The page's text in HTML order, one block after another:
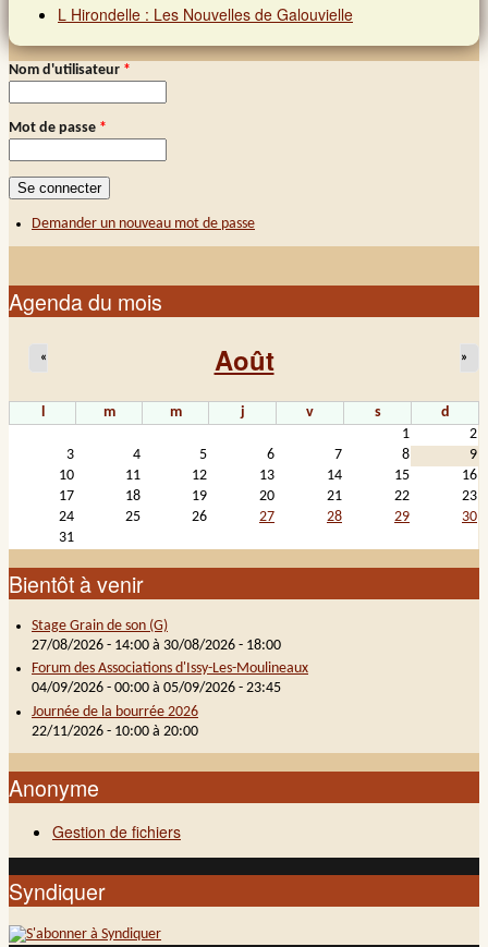
L Hirondelle : Les Nouvelles de Galouvielle
Connexion membre
Nom d'utilisateur *
Mot de passe *
Demander un nouveau mot de passe
Agenda du mois
Août
« »
l m m j v s
d
1
2
3
4 5 6 7 8
9
10
11 12 13 14 15
16
17
18 19 20 21 22
23
24
25 26 27 28 29
30
31
Bientôt à venir
Stage Grain de son (G)
27/08/2026 - 14:00 à 30/08/2026 - 18:00
Forum des Associations d'Issy-Les-Moulineaux
04/09/2026 - 00:00 à 05/09/2026 - 23:45
Journée de la bourrée 2026
22/11/2026 - 10:00 à 20:00
Anonyme
Gestion de fichiers
Syndiquer